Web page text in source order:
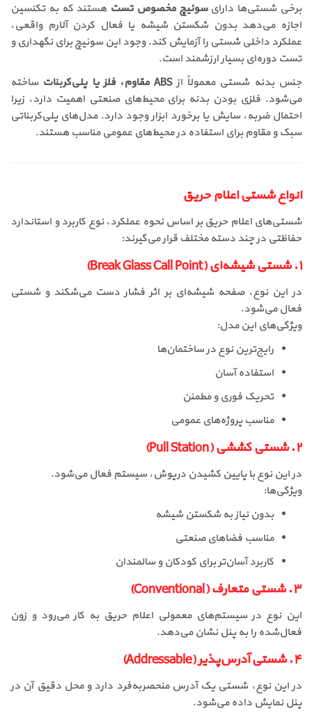
برخی شستی‌ها دارایسوئیچ مخصوص تست هستند که به تکنسین
اجازه می‌دهد بدون شکستن شیشه یا فعال کردن آلارم واقعی،
عملکرد داخلی شستی را آزمایش کند. وجود این سوئیچ برای نگهداری و
تست دوره‌ای بسیار ارزشمند است.
جنس بدنه شستی معمولاً ازABS مقاوم، فلز یا پلی‌کربنات
ساخته
می‌شود. فلزی بودن بدنه برای محیط‌های صنعتی اهمیت دارد، زیرا
احتمال ضربه‌، سایش یا برخورد ابزار وجود دارد. مدل‌های پلی‌کربناتی
سبک و مقاوم برای استفاده در محیط‌های عمومی مناسب هستند.
انواع شستی اعلام حریق
شستی‌های اعلام حریق بر اساس نحوه عملکرد، نوع کاربرد و استاندارد
حفاظتی در چند دسته مختلف قرار می‌گیرند:
۱. شستی شیشه‌ای (Break Glass Call Point)
در این نوع، صفحه شیشه‌ای بر اثر فشار دست می‌شکند و شستی
فعال می‌شود.
ویژگی‌های این مدل:
رایج‌ترین نوع در ساختمان‌ها
استفاده آسان
تحریک فوری و مطمئن
مناسب پروژه‌های عمومی
۲. شستی کششی (Pull Station)
در این نوع با پایین کشیدن درپوش، سیستم فعال می‌شود.
ویژگی‌ها:
بدون نیاز به شکستن شیشه
مناسب فضاهای صنعتی
کاربرد آسان‌تر برای کودکان و سالمندان
۳. شستی متعارف (Conventional)
این نوع در سیستم‌های معمولی اعلام حریق به کار می‌رود و زون
فعال‌شده را به پنل نشان می‌دهد.
۴. شستی آدرس‌پذیر (Addressable)
در این نوع، شستی یک آدرس منحصر‌به‌فرد دارد و محل دقیق آن در
پنل نمایش داده می‌شود.